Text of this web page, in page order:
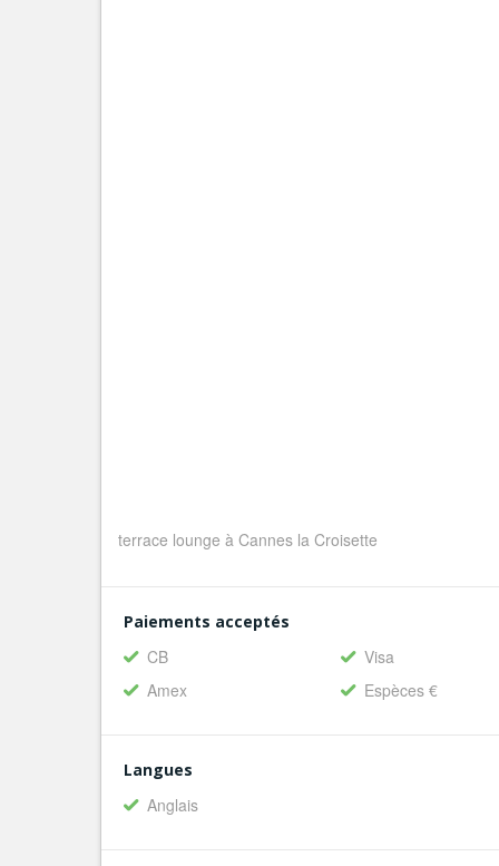
terrace lounge à Cannes la Croisette
Paiements acceptés
CB
Visa
Amex
Espèces €
Langues
Anglais